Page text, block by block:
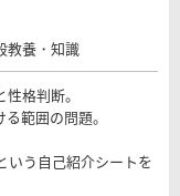
教養・知識
格判断。
範囲の問題。
いう自己紹介シートを